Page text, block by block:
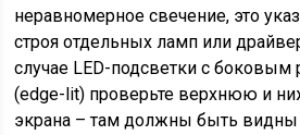
неравномерное свечение, это
строя отдельных ламп или
случае LED-подсветки с
(edge-lit) проверьте верхнюю и
экрана – там должны быть видны